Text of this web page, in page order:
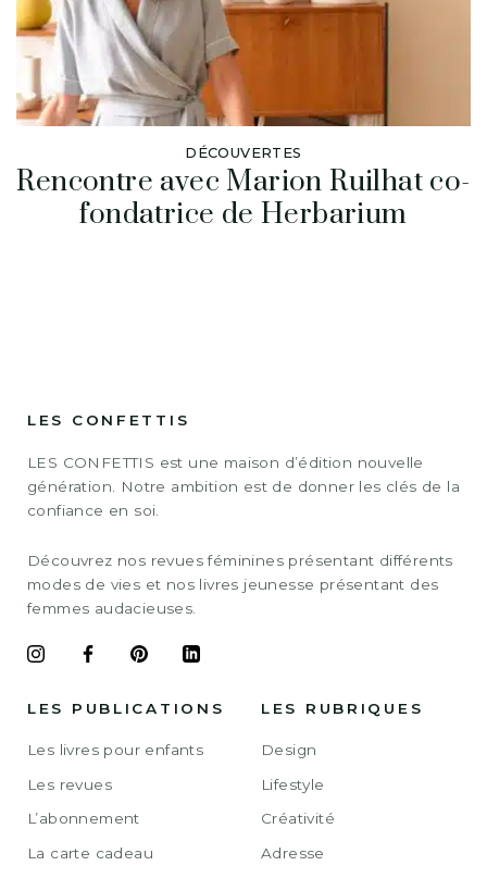
DÉCOUVERTES
Rencontre avec Marion Ruilhat co-
fondatrice de Herbarium
LES CONFETTIS
LES CONFETTIS est une maison d’édition nouvelle
génération. Notre ambition est de donner les clés de la
confiance en soi.
Découvrez nos revues féminines présentant différents
modes de vies et nos livres jeunesse présentant des
femmes audacieuses.
LES PUBLICATIONS
Les livres pour enfants
Les revues
L’abonnement
La carte cadeau
LES RUBRIQUES
Design
Lifestyle
Créativité
Adresse